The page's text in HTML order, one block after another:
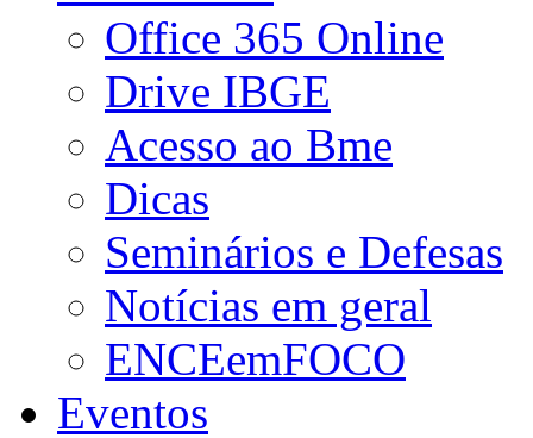
Office 365 Online
Drive IBGE
Acesso ao Bme
Dicas
Seminários e Defesas
Notícias em geral
ENCEemFOCO
Eventos